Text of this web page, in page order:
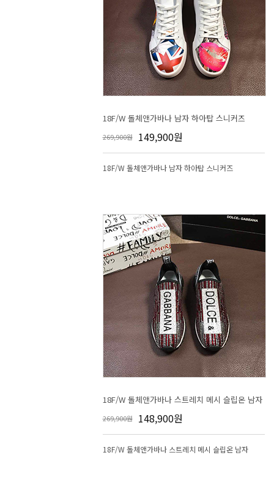
18F/W 돌체앤가바나 남자 하아탑 스니커즈
269,900원 149,900원
18F/W 돌체앤가바나 남자 하아탑 스니커즈
18F/W 돌체앤가바나 스트레치 메시 슬립온 남자
269,900원 148,900원
18F/W 돌체앤가바나 스트레치 메시 슬립온 남자